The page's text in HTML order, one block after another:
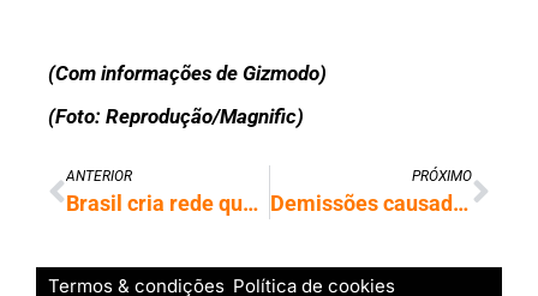
(Com informações de Gizmodo)
(Foto: Reprodução/Magnific)
ANTERIOR
Brasil cria rede quântica capaz de impedir espionagem digital silenciosa
PRÓXIMO
Demissões causadas por IA têm impactos duradouros sobre trabalhadores, diz pesquisa
Termos & condições Política de cookies